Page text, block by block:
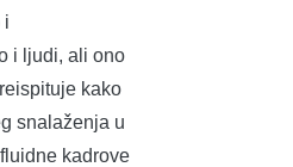
i
i ljudi, ali ono
kako
snalaženja u
kadrove